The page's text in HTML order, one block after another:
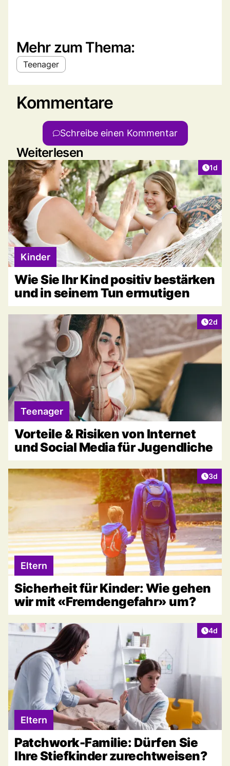
Mehr zum Thema:
Teenager
Kommentare
Schreibe einen Kommentar
Weiterlesen
1d
Kinder
Wie Sie Ihr Kind positiv bestärken
und in seinem Tun ermutigen
2d
Teenager
Vorteile & Risiken von Internet
und Social Media für Jugendliche
3d
Eltern
Sicherheit für Kinder: Wie gehen
wir mit «Fremdengefahr» um?
4d
Eltern
Patchwork-Familie: Dürfen Sie
Ihre Stiefkinder zurechtweisen?